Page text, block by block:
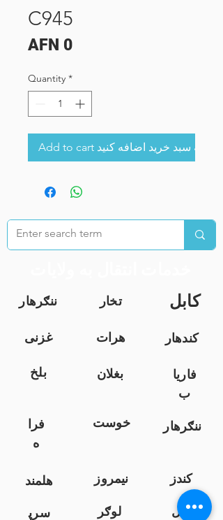
C945
AFN 0Price
Quantity *
Add to cart به سبد خرید اضافه کنید
ننګرهار تخار کابل
غزنی هرات
کندهار
بلخ
بغلان
فاریا
ب
فرا
ه
خوست ننګرهار
هلمند نیمروز
کندز
سرپ
لوګر زابل